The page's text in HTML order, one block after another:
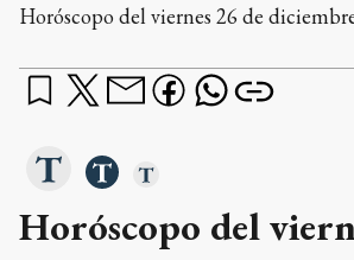
Horóscopo del viernes 26 de
Horóscopo del